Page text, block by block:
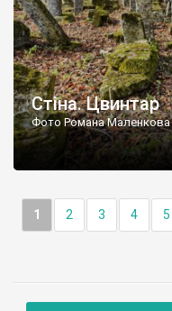
Стіна. Цвинтар
Фото Романа Маленкова
1 2 3 4 5